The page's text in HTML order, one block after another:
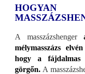
A masszázshenger
mélymasszázs
hogy a fájdalmas
görgőn. A